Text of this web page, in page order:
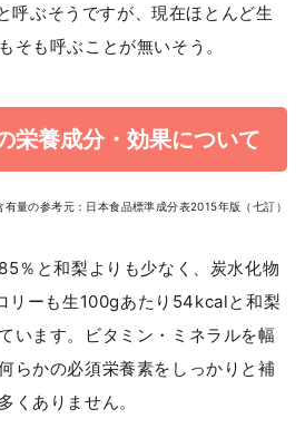
呼ぶそうですが、現在ほとんど生
そも呼ぶことが無いそう。
栄養成分・効果について
有量の参考元：日本食品標準成分表2015年版（七訂）
％と和梨よりも少なく、炭水化物
リーも生100gあたり54kcalと和梨
います。ビタミン・ミネラルを幅
らかの必須栄養素をしっかりと補
くありません。